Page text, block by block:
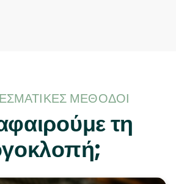
ΜΈΘΟΔΟΙ
τη